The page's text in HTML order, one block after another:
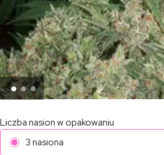
Liczba nasion w opakowaniu
3 nasiona